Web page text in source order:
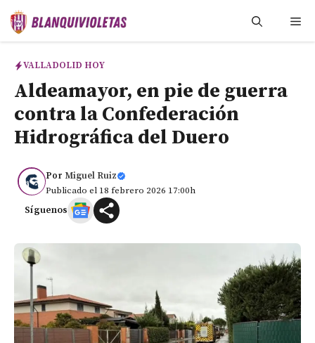
Saltar
VALLADOLID HOY
Aldeamayor, en pie de guerra
contra la Confederación
Hidrográfica del Duero
Por Miguel Ruiz
Publicado el 18 febrero 2026 17:00h
Síguenos